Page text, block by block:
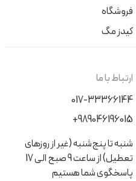
فروشگاه
کیدز مگ
ارتباط با ما
017-33366144
+989046196015
شنبه تا پنج‌شنبه (غیر از روزهای
تعطیل) از ساعت 9 صبح الی 17
پاسخگوی شما هستیم